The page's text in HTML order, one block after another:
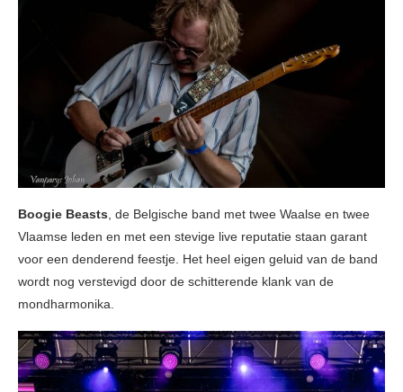
Boogie Beasts, de Belgische band met twee Waalse en twee
Vlaamse leden en met een stevige live reputatie staan garant
voor een denderend feestje. Het heel eigen geluid van de band
wordt nog verstevigd door de schitterende klank van de
mondharmonika.